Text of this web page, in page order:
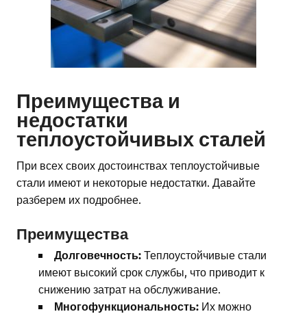
Преимущества и
недостатки
теплоустойчивых сталей
При всех своих достоинствах теплоустойчивые
стали имеют и некоторые недостатки. Давайте
разберем их подробнее.
Преимущества
Долговечность: Теплоустойчивые стали
имеют высокий срок службы, что приводит к
снижению затрат на обслуживание.
Многофункциональность: Их можно